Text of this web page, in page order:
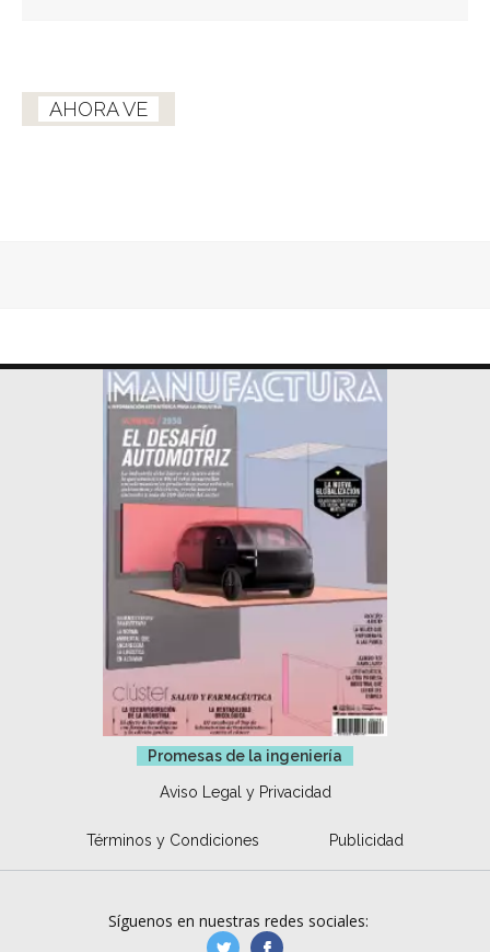
AHORA VE
Promesas de la ingeniería
Aviso Legal y Privacidad
Términos y Condiciones Publicidad
Síguenos en nuestras redes sociales: